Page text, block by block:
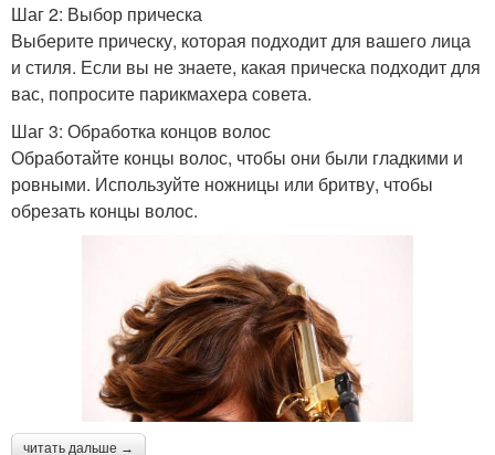
Шаг 2: Выбор прическа
Выберите прическу, которая подходит для вашего лица
и стиля. Если вы не знаете, какая прическа подходит для
вас, попросите парикмахера совета.
Шаг 3: Обработка концов волос
Обработайте концы волос, чтобы они были гладкими и
ровными. Используйте ножницы или бритву, чтобы
обрезать концы волос.
читать дальше →